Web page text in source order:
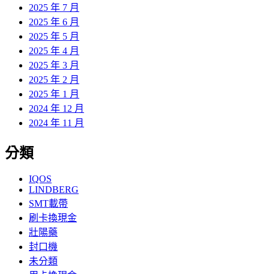
2025 年 7 月
2025 年 6 月
2025 年 5 月
2025 年 4 月
2025 年 3 月
2025 年 2 月
2025 年 1 月
2024 年 12 月
2024 年 11 月
分類
IQOS
LINDBERG
SMT載帶
刷卡換現金
壯陽藥
封口機
未分類